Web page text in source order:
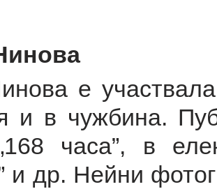
е
и в чужбина.
часа”, в
и др. Нейни